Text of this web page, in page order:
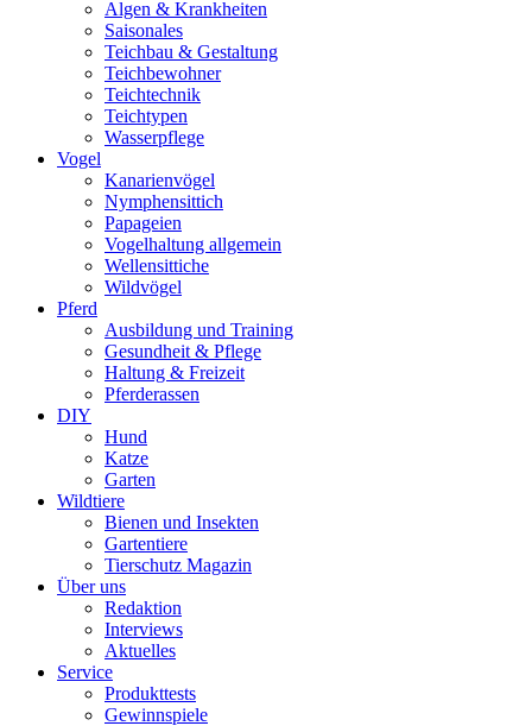
Algen & Krankheiten
Saisonales
Teichbau & Gestaltung
Teichbewohner
Teichtechnik
Teichtypen
Wasserpflege
Vogel
Kanarienvögel
Nymphensittich
Papageien
Vogelhaltung allgemein
Wellensittiche
Wildvögel
Pferd
Ausbildung und Training
Gesundheit & Pflege
Haltung & Freizeit
Pferderassen
DIY
Hund
Katze
Garten
Wildtiere
Bienen und Insekten
Gartentiere
Tierschutz Magazin
Über uns
Redaktion
Interviews
Aktuelles
Service
Produkttests
Gewinnspiele